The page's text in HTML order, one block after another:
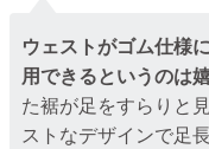
ウェストがゴム仕様
用できるというのは
た裾が足をすらりと
ストなデザインで足